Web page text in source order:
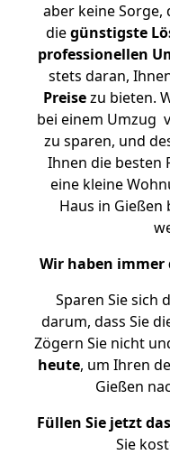
aber keine Sorge,
diegünstigste
professionellen
stets daran,
Preisezu bieten.
bei einem Umzug
zu sparen, und
Ihnen die besten
eine kleine
Haus in Gießen
Wir haben immer
Sparen Sie sich
darum, dass Sie
Zögern Sie nicht
heute, um Ihren
Gießen
Füllen Sie jetzt
Sie